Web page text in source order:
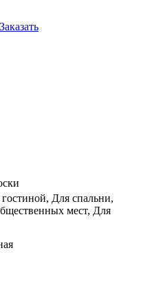
Заказать
Для спальни,
мест, Для